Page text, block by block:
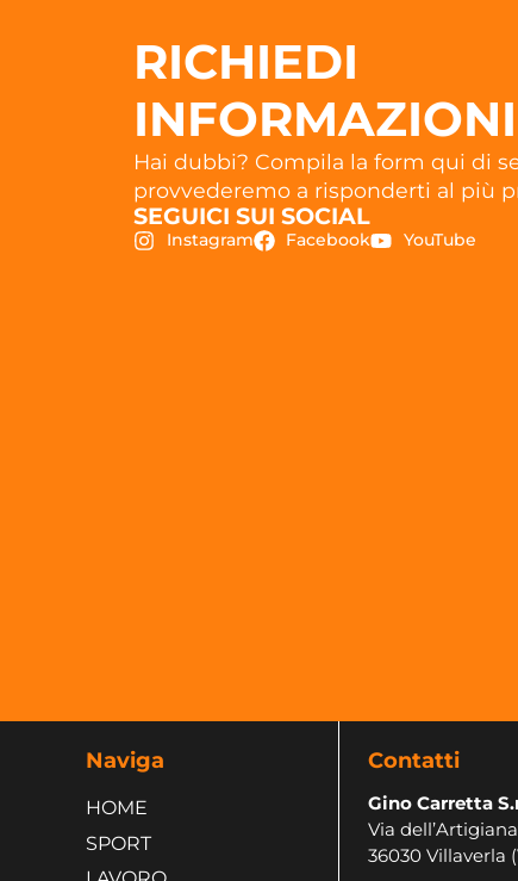
RICHIEDI
INFORMAZIONI
Hai dubbi? Compila la form qui di
provvederemo a risponderti al più
SEGUICI SUI SOCIAL
Instagram Facebook YouTube
Naviga
HOME
SPORT
Contatti
Gino Carretta
Via
36030 Villaverla